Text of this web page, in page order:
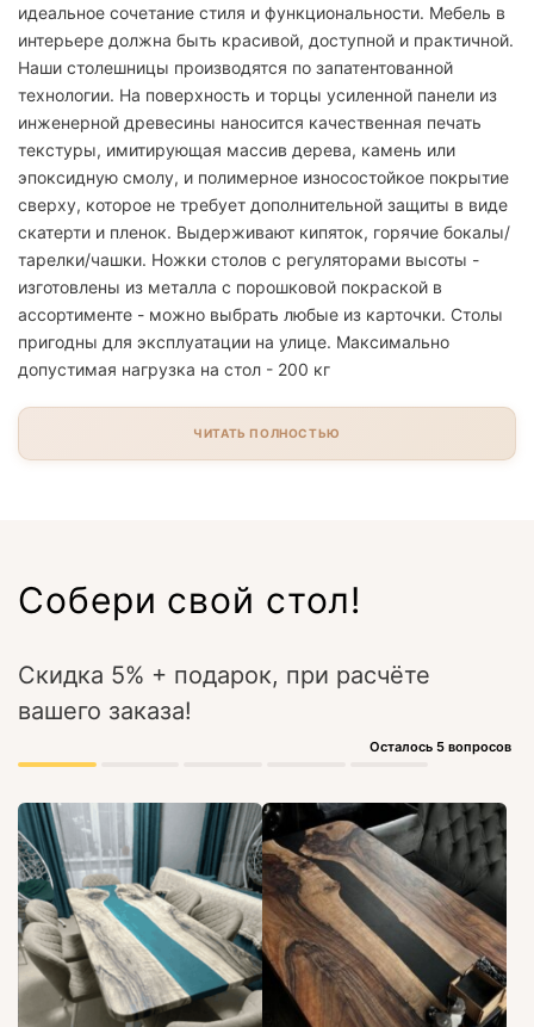
идеальное сочетание стиля и функциональности. Мебель в
интерьере должна быть красивой, доступной и практичной.
Наши столешницы производятся по запатентованной
технологии. На поверхность и торцы усиленной панели из
инженерной древесины наносится качественная печать
текстуры, имитирующая массив дерева, камень или
эпоксидную смолу, и полимерное износостойкое покрытие
сверху, которое не требует дополнительной защиты в виде
скатерти и пленок. Выдерживают кипяток, горячие бокалы/
тарелки/чашки. Ножки столов с регуляторами высоты -
изготовлены из металла с порошковой покраской в
ассортименте - можно выбрать любые из карточки. Столы
пригодны для эксплуатации на улице. Максимально
допустимая нагрузка на стол - 200 кг
ЧИТАТЬ ПОЛНОСТЬЮ
Собери свой стол!
Скидка 5% + подарок, при расчёте
вашего заказа!
Осталось 5 вопросов